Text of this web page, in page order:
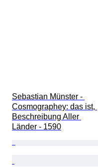
Sebastian Münster -
Cosmographey: das ist,
Beschreibung Aller
Länder - 1590